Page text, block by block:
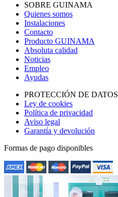
SOBRE GUINAMA
Quienes somos
Instalaciones
Contacto
Producto GUINAMA
Absoluta calidad
Noticias
Empleo
Ayudas
PROTECCIÓN DE DATOS
Ley de cookies
Política de privacidad
Aviso legal
Garantía y devolución
Formas de pago disponibles